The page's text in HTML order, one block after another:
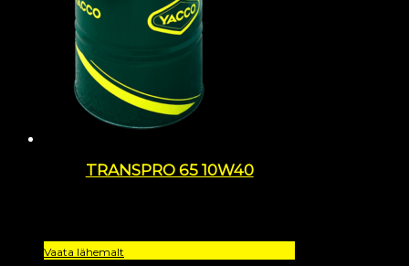
TRANSPRO 65 10W40
Vaata lähemalt